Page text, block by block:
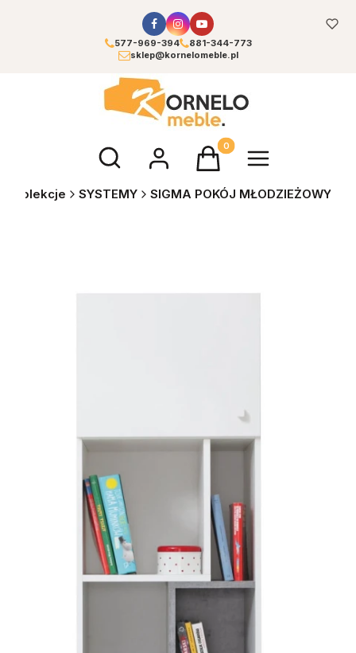
577-969-394
881-344-773
sklep@kornelomeble.pl
Otwórz wyszukiwarkęProdukty w koszyku: 0.
Kolekcje SYSTEMY SIGMA POKÓJ MŁODZIEŻOWY